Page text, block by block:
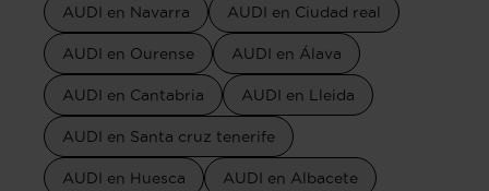
AUDI en Navarra AUDI en Ciudad real
AUDI en Ourense AUDI en Álava
AUDI en Cantabria AUDI en Lleida
AUDI en Santa cruz tenerife
AUDI en Huesca AUDI en Albacete